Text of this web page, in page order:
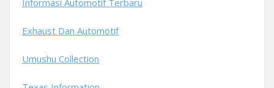
Informasi Automotif Terbaru
Exhaust Dan Automotif
Umushu Collection